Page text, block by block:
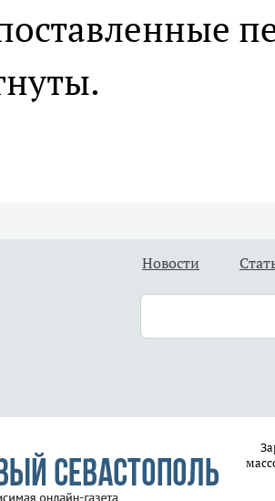
Новости